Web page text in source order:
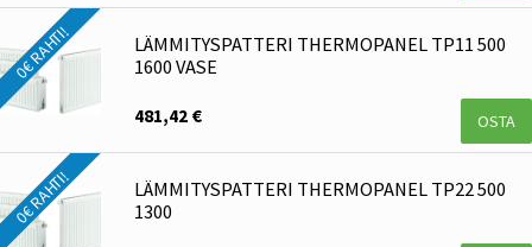
0€ RAHTI!
LÄMMITYSPATTERI THERMOPANEL TP11 500
1600 VASE
481,42 € OSTA
0€ RAHTI!
LÄMMITYSPATTERI THERMOPANEL TP22 500
1300